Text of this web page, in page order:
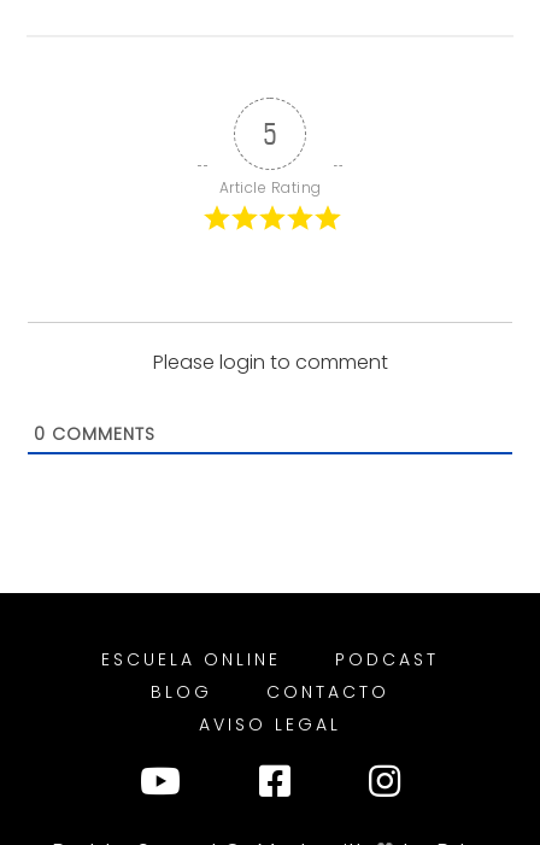
5
Article Rating
Please login to comment
0 COMMENTS
ESCUELA ONLINE
PODCAST
BLOG
CONTACTO
AVISO LEGAL